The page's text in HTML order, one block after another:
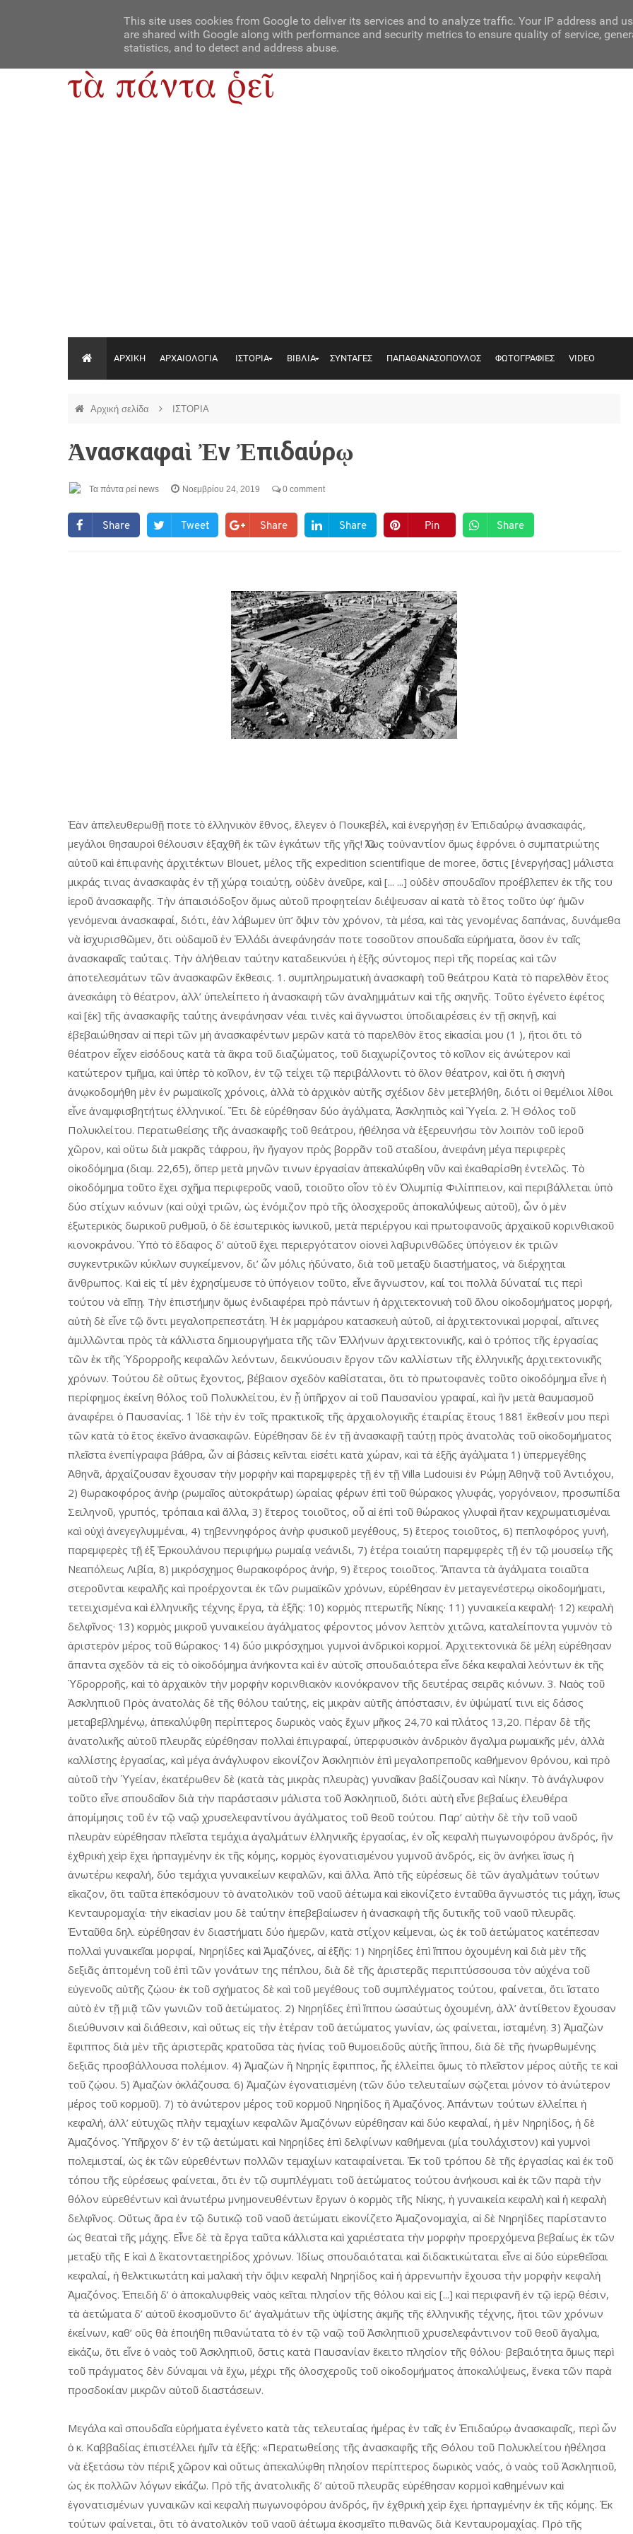
Contact Us About Us
ΑΡΧΙΚΗ ΑΡΧΑΙΟΛΟΓΙΑ ΙΣΤΟΡΙΑ ΒΙΒΛΙΑ ΣΥΝΤΑΓΕΣ ΠΑΠΑΘΑΝΑΣΟΠΟΥΛΟΣ ΦΩΤΟΓΡΑΦΙΕΣ VIDEO
Αρχική σελίδα ΙΣΤΟΡΙΑ
Ἀνασκαφαὶ Ἐν Ἐπιδαύρῳ
Τα πάντα ρεί news Νοεμβρίου 24, 2019 0 comment
Share Tweet Share Share Pin Share
Ἐὰν ἀπελευθερωθῇ ποτε τὸ ἑλληνικὸν ἔθνος, ἔλεγεν ὁ Πουκεβέλ, καὶ ἐνεργήσῃ ἐν Ἐπιδαύρῳ ἀνασκαφάς,
μεγάλοι θησαυροὶ θέλουσιν ἐξαχθῆ ἐκ τῶν ἐγκάτων τῆς γῆς! Ὅλως τοὐναντίον ὅμως ἐφρόνει ὁ συμπατριώτης
αὐτοῦ καὶ ἐπιφανὴς ἀρχιτέκτων Blouet, μέλος τῆς expedition scientifique de moree, ὅστις [ἐνεργήσας] μάλιστα
μικράς τινας ἀνασκαφὰς ἐν τῇ χώρᾳ τοιαύτῃ, οὐδὲν ἀνεῦρε, καὶ [... ...] οὐδὲν σπουδαῖον προέβλεπεν ἐκ τῆς του
ἱεροῦ ἀνασκαφῆς. Τὴν ἀπαισιόδοξον ὅμως αὐτοῦ προφητείαν διέψευσαν αἱ κατὰ τὸ ἔτος τοῦτο ὑφ’ ἡμῶν
γενόμεναι ἀνασκαφαί, διότι, ἐὰν λάβωμεν ὑπ’ ὄψιν τὸν χρόνον, τὰ μέσα, καὶ τὰς γενομένας δαπάνας, δυνάμεθα
νὰ ἰσχυρισθῶμεν, ὅτι οὐδαμοῦ ἐν Ἑλλάδι ἀνεφάνησάν ποτε τοσοῦτον σπουδαῖα εὑρήματα, ὅσον ἐν ταῖς
ἀνασκαφαῖς ταύταις. Τὴν ἀλήθειαν ταύτην καταδεικνύει ἡ ἑξῆς σύντομος περὶ τῆς πορείας καὶ τῶν
ἀποτελεσμάτων τῶν ἀνασκαφῶν ἔκθεσις. 1. συμπληρωματικὴ ἀνασκαφὴ τοῦ θεάτρου Κατὰ τὸ παρελθὸν ἔτος
ἀνεσκάφη τὸ θέατρον, ἀλλ’ ὑπελείπετο ἡ ἀνασκαφὴ τῶν ἀναλημμάτων καὶ τῆς σκηνῆς. Τοῦτο ἐγένετο ἐφέτος
καὶ [ἐκ] τῆς ἀνασκαφῆς ταύτης ἀνεφάνησαν νέαι τινὲς καὶ ἄγνωστοι ὑποδιαιρέσεις ἐν τῇ σκηνῇ, καὶ
ἐβεβαιώθησαν αἱ περὶ τῶν μὴ ἀνασκαφέντων μερῶν κατὰ τὸ παρελθὸν ἔτος εἰκασίαι μου (1 ), ἤτοι ὅτι τὸ
θέατρον εἶχεν εἰσόδους κατὰ τὰ ἄκρα τοῦ διαζώματος, τοῦ διαχωρίζοντος τὸ κοῖλον εἰς ἀνώτερον καὶ
κατώτερον τμῆμα, καὶ ὑπὲρ τὸ κοῖλον, ἐν τῷ τείχει τῷ περιβάλλοντι τὸ ὅλον θέατρον, καὶ ὅτι ἡ σκηνὴ
ἀνῳκοδομήθη μὲν ἐν ρωμαϊκοῖς χρόνοις, ἀλλὰ τὸ ἀρχικὸν αὐτῆς σχέδιον δὲν μετεβλήθη, διότι οἱ θεμέλιοι λίθοι
εἶνε ἀναμφισβητήτως ἑλληνικοί. Ἔτι δὲ εὑρέθησαν δύο ἀγάλματα, Ἀσκληπιὸς καὶ Ὑγεία. 2. Ἡ Θόλος τοῦ
Πολυκλείτου. Περατωθείσης τῆς ἀνασκαφῆς τοῦ θεάτρου, ἠθέλησα νὰ ἐξερευνήσω τὸν λοιπὸν τοῦ ἱεροῦ
χῶρον, καὶ οὕτω διὰ μακρᾶς τάφρου, ἣν ἤγαγον πρὸς βορρᾶν τοῦ σταδίου, ἀνεφάνη μέγα περιφερὲς
οἰκοδόμημα (διαμ. 22,65), ὅπερ μετὰ μηνῶν τινων ἐργασίαν ἀπεκαλύφθη νῦν καὶ ἐκαθαρίσθη ἐντελῶς. Τὸ
οἰκοδόμημα τοῦτο ἔχει σχῆμα περιφεροῦς ναοῦ, τοιοῦτο οἷον τὸ ἐν Ὀλυμπίᾳ Φιλίππειον, καὶ περιβάλλεται ὑπὸ
δύο στίχων κιόνων (καὶ οὐχὶ τριῶν, ὡς ἐνόμιζον πρὸ τῆς ὁλοσχεροῦς ἀποκαλύψεως αὐτοῦ), ὧν ὁ μὲν
ἐξωτερικὸς δωρικοῦ ρυθμοῦ, ὁ δὲ ἐσωτερικὸς ἰωνικοῦ, μετὰ περιέργου καὶ πρωτοφανοῦς ἀρχαϊκοῦ κορινθιακοῦ
κιονοκράνου. Ὑπὸ τὸ ἔδαφος δ’ αὐτοῦ ἔχει περιεργότατον οἰονεὶ λαβυρινθῶδες ὑπόγειον ἐκ τριῶν
συγκεντρικῶν κύκλων συγκείμενον, δι’ ὧν μόλις ἠδύνατο, διὰ τοῦ μεταξὺ διαστήματος, νὰ διέρχηται
ἄνθρωπος. Καὶ εἰς τί μὲν ἐχρησίμευσε τὸ ὑπόγειον τοῦτο, εἶνε ἄγνωστον, καί τοι πολλὰ δύναταί τις περὶ
τούτου νὰ εἴπῃ. Τὴν ἐπιστήμην ὅμως ἐνδιαφέρει πρὸ πάντων ἡ ἀρχιτεκτονικὴ τοῦ ὅλου οἰκοδομήματος μορφή,
αὐτὴ δὲ εἶνε τῷ ὄντι μεγαλοπρεπεστάτη. Ἡ ἐκ μαρμάρου κατασκευὴ αὐτοῦ, αἱ ἀρχιτεκτονικαὶ μορφαί, αἵτινες
ἁμιλλῶνται πρὸς τὰ κάλλιστα δημιουργήματα τῆς τῶν Ἑλλήνων ἀρχιτεκτονικῆς, καὶ ὁ τρόπος τῆς ἐργασίας
τῶν ἐκ τῆς Ὑδρορροῆς κεφαλῶν λεόντων, δεικνύουσιν ἔργον τῶν καλλίστων τῆς ἑλληνικῆς ἀρχιτεκτονικῆς
χρόνων. Τούτου δὲ οὕτως ἔχοντος, βέβαιον σχεδὸν καθίσταται, ὅτι τὸ πρωτοφανὲς τοῦτο οἰκοδόμημα εἶνε ἡ
περίφημος ἐκείνη θόλος τοῦ Πολυκλείτου, ἐν ᾗ ὑπῆρχον αἱ τοῦ Παυσανίου γραφαί, καὶ ἣν μετὰ θαυμασμοῦ
ἀναφέρει ὁ Παυσανίας. 1 Ἰδὲ τὴν ἐν τοῖς πρακτικοῖς τῆς ἀρχαιολογικῆς ἑταιρίας ἔτους 1881 ἔκθεσίν μου περὶ
τῶν κατὰ τὸ ἔτος ἐκεῖνο ἀνασκαφῶν. Εὑρέθησαν δὲ ἐν τῇ ἀνασκαφῇ ταύτῃ πρὸς ἀνατολὰς τοῦ οἰκοδομήματος
πλεῖστα ἐνεπίγραφα βάθρα, ὧν αἱ βάσεις κεῖνται εἰσέτι κατὰ χώραν, καὶ τὰ ἑξῆς ἀγάλματα 1) ὑπερμεγέθης
Ἀθηνᾶ, ἀρχαΐζουσαν ἔχουσαν τὴν μορφὴν καὶ παρεμφερὲς τῇ ἐν τῇ Villa Ludouisi ἐν Ρώμῃ Ἀθηνᾷ τοῦ Ἀντιόχου,
2) θωρακοφόρος ἀνὴρ (ρωμαῖος αὐτοκράτωρ) ὡραίας φέρων ἐπὶ τοῦ θώρακος γλυφάς, γοργόνειον, προσωπίδα
Σειληνοῦ, γρυπός, τρόπαια καὶ ἄλλα, 3) ἕτερος τοιοῦτος, οὗ αἱ ἐπὶ τοῦ θώρακος γλυφαὶ ἤταν κεχρωματισμέναι
καὶ οὐχὶ ἀνεγεγλυμμέναι, 4) τηβεννηφόρος ἀνὴρ φυσικοῦ μεγέθους, 5) ἕτερος τοιοῦτος, 6) πεπλοφόρος γυνή,
παρεμφερὲς τῇ ἐξ Ἐρκουλάνου περιφήμῳ ρωμαίᾳ νεάνιδι, 7) ἑτέρα τοιαύτη παρεμφερὲς τῇ ἐν τῷ μουσείῳ τῆς
Νεαπόλεως Λιβία, 8) μικρόσχημος θωρακοφόρος ἀνήρ, 9) ἕτερος τοιοῦτος. Ἅπαντα τὰ ἀγάλματα τοιαῦτα
στεροῦνται κεφαλῆς καὶ προέρχονται ἐκ τῶν ρωμαϊκῶν χρόνων, εὑρέθησαν ἐν μεταγενέστερῳ οἰκοδομήματι,
τετειχισμένα καὶ ἑλληνικῆς τέχνης ἔργα, τὰ ἑξῆς: 10) κορμὸς πτερωτῆς Νίκης· 11) γυναικεία κεφαλή· 12) κεφαλὴ
δελφῖνος· 13) κορμὸς μικροῦ γυναικείου ἀγάλματος φέροντος μόνον λεπτὸν χιτῶνα, καταλείποντα γυμνὸν τὸ
ἀριστερὸν μέρος τοῦ θώρακος· 14) δύο μικρόσχημοι γυμνοὶ ἀνδρικοὶ κορμοί. Ἀρχιτεκτονικὰ δὲ μέλη εὑρέθησαν
ἅπαντα σχεδὸν τὰ εἰς τὸ οἰκοδόμημα ἀνήκοντα καὶ ἐν αὐτοῖς σπουδαιότερα εἶνε δέκα κεφαλαὶ λεόντων ἐκ τῆς
Ὑδρορροῆς, καὶ τὸ ἀρχαϊκὸν τὴν μορφὴν κορινθιακὸν κιονόκρανον τῆς δευτέρας σειρᾶς κιόνων. 3. Ναὸς τοῦ
Ἀσκληπιοῦ Πρὸς ἀνατολὰς δὲ τῆς θόλου ταύτης, εἰς μικρὰν αὐτῆς ἀπόστασιν, ἐν ὑψώματί τινι εἰς δάσος
μεταβεβλημένῳ, ἀπεκαλύφθη περίπτερος δωρικὸς ναὸς ἔχων μῆκος 24,70 καὶ πλάτος 13,20. Πέραν δὲ τῆς
ἀνατολικῆς αὐτοῦ πλευρᾶς εὑρέθησαν πολλαὶ ἐπιγραφαί, ὑπερφυσικὸν ἀνδρικὸν ἄγαλμα ρωμαϊκῆς μέν, ἀλλὰ
καλλίστης ἐργασίας, καὶ μέγα ἀνάγλυφον εἰκονίζον Ἀσκληπιὸν ἐπὶ μεγαλοπρεποῦς καθήμενον θρόνου, καὶ πρὸ
αὐτοῦ τὴν Ὑγείαν, ἑκατέρωθεν δὲ (κατὰ τὰς μικρὰς πλευρὰς) γυναῖκαν βαδίζουσαν καὶ Νίκην. Τὸ ἀνάγλυφον
τοῦτο εἶνε σπουδαῖον διὰ τὴν παράστασιν μάλιστα τοῦ Ἀσκληπιοῦ, διότι αὐτὴ εἶνε βεβαίως ἐλευθέρα
ἀπομίμησις τοῦ ἐν τῷ ναῷ χρυσελεφαντίνου ἀγάλματος τοῦ θεοῦ τούτου. Παρ’ αὐτὴν δὲ τὴν τοῦ ναοῦ
πλευρὰν εὑρέθησαν πλεῖστα τεμάχια ἀγαλμάτων ἑλληνικῆς ἐργασίας, ἐν οἷς κεφαλὴ πωγωνοφόρου ἀνδρός, ἣν
ἐχθρικὴ χεὶρ ἔχει ἡρπαγμένην ἐκ τῆς κόμης, κορμὸς ἐγονατισμένου γυμνοῦ ἀνδρός, εἰς ὃν ἀνήκει ἴσως ἡ
ἀνωτέρω κεφαλή, δύο τεμάχια γυναικείων κεφαλῶν, καὶ ἄλλα. Ἀπὸ τῆς εὑρέσεως δὲ τῶν ἀγαλμάτων τούτων
εἴκαζον, ὅτι ταῦτα ἐπεκόσμουν τὸ ἀνατολικὸν τοῦ ναοῦ ἀέτωμα καὶ εἰκονίζετο ἐνταῦθα ἄγνωστός τις μάχη, ἴσως
Κενταυρομαχία· τὴν εἰκασίαν μου δὲ ταύτην ἐπεβεβαίωσεν ἡ ἀνασκαφὴ τῆς δυτικῆς τοῦ ναοῦ πλευρᾶς.
Ἐνταῦθα δηλ. εὑρέθησαν ἐν διαστήματι δύο ἡμερῶν, κατὰ στίχον κείμεναι, ὡς ἐκ τοῦ ἀετώματος κατέπεσαν
πολλαὶ γυναικεῖαι μορφαί, Νηρηΐδες καὶ Ἀμαζόνες, αἱ ἑξῆς: 1) Νηρηΐδες ἐπὶ ἵππου ὀχουμένη καὶ διὰ μὲν τῆς
δεξιᾶς ἁπτομένη τοῦ ἐπὶ τῶν γονάτων της πέπλου, διὰ δὲ τῆς ἀριστερᾶς περιπτύσσουσα τὸν αὐχένα τοῦ
εὐγενοῦς αὐτῆς ζῴου· ἐκ τοῦ σχήματος δὲ καὶ τοῦ μεγέθους τοῦ συμπλέγματος τούτου, φαίνεται, ὅτι ἵστατο
αὐτὸ ἐν τῇ μιᾷ τῶν γωνιῶν τοῦ ἀετώματος. 2) Νηρηΐδες ἐπὶ ἵππου ὡσαύτως ὀχουμένη, ἀλλ’ ἀντίθετον ἔχουσαν
διεύθυνσιν καὶ διάθεσιν, καὶ οὕτως εἰς τὴν ἑτέραν τοῦ ἀετώματος γωνίαν, ὡς φαίνεται, ἱσταμένη. 3) Ἀμαζὼν
ἔφιππος διὰ μὲν τῆς ἀριστερᾶς κρατοῦσα τὰς ἡνίας τοῦ θυμοειδοῦς αὐτῆς ἵππου, διὰ δὲ τῆς ἠνωρθωμένης
δεξιᾶς προσβάλλουσα πολέμιον. 4) Ἀμαζὼν ἢ Νηρηΐς ἔφιππος, ἧς ἐλλείπει ὅμως τὸ πλεῖστον μέρος αὐτῆς τε καὶ
τοῦ ζῴου. 5) Ἀμαζὼν ὀκλάζουσα. 6) Ἀμαζὼν ἐγονατισμένη (τῶν δύο τελευταίων σῴζεται μόνον τὸ ἀνώτερον
μέρος τοῦ κορμοῦ). 7) τὸ ἀνώτερον μέρος τοῦ κορμοῦ Νηρηΐδος ἢ Ἀμαζόνος. Ἁπάντων τούτων ἐλλείπει ἡ
κεφαλή, ἀλλ’ εὐτυχῶς πλὴν τεμαχίων κεφαλῶν Ἀμαζόνων εὑρέθησαν καὶ δύο κεφαλαί, ἡ μὲν Νηρηΐδος, ἡ δὲ
Ἀμαζόνος. Ὑπῆρχον δ’ ἐν τῷ ἀετώματι καὶ Νηρηΐδες ἐπὶ δελφίνων καθήμεναι (μία τουλάχιστον) καὶ γυμνοὶ
πολεμισταί, ὡς ἐκ τῶν εὑρεθέντων πολλῶν τεμαχίων καταφαίνεται. Ἐκ τοῦ τρόπου δὲ τῆς ἐργασίας καὶ ἐκ τοῦ
τόπου τῆς εὑρέσεως φαίνεται, ὅτι ἐν τῷ συμπλέγματι τοῦ ἀετώματος τούτου ἀνήκουσι καὶ ἐκ τῶν παρὰ τὴν
θόλον εὑρεθέντων καὶ ἀνωτέρω μνημονευθέντων ἔργων ὁ κορμὸς τῆς Νίκης, ἡ γυναικεία κεφαλὴ καὶ ἡ κεφαλὴ
δελφῖνος. Οὕτως ἄρα ἐν τῷ δυτικῷ τοῦ ναοῦ ἀετώματι εἰκονίζετο Ἀμαζονομαχία, αἱ δὲ Νηρηΐδες παρίσταντο
ὡς θεαταὶ τῆς μάχης. Εἶνε δὲ τὰ ἔργα ταῦτα κάλλιστα καὶ χαριέστατα τὴν μορφὴν προερχόμενα βεβαίως ἐκ τῶν
μεταξὺ τῆς Ε΄ καὶ Δ΄ ἑκατονταετηρίδος χρόνων. Ἰδίως σπουδαιόταται καὶ διδακτικώταται εἶνε αἱ δύο εὑρεθεῖσαι
κεφαλαί, ἡ θελκτικωτάτη καὶ μαλακὴ τὴν ὄψιν κεφαλὴ Νηρηΐδος καὶ ἡ ἀρρενωπὴν ἔχουσα τὴν μορφὴν κεφαλὴ
Ἀμαζόνος. Ἐπειδὴ δ’ ὁ ἀποκαλυφθεὶς ναὸς κεῖται πλησίον τῆς θόλου καὶ εἰς [...] καὶ περιφανῆ ἐν τῷ ἱερῷ θέσιν,
τὰ ἀετώματα δ’ αὐτοῦ ἐκοσμοῦντο δι’ ἀγαλμάτων τῆς ὑψίστης ἀκμῆς τῆς ἑλληνικῆς τέχνης, ἤτοι τῶν χρόνων
ἐκείνων, καθ’ οὓς θὰ ἐποιήθη πιθανώτατα τὸ ἐν τῷ ναῷ τοῦ Ἀσκληπιοῦ χρυσελεφάντινον τοῦ θεοῦ ἄγαλμα,
εἰκάζω, ὅτι εἶνε ὁ ναὸς τοῦ Ἀσκληπιοῦ, ὅστις κατὰ Παυσανίαν ἔκειτο πλησίον τῆς θόλου· βεβαιότητα ὅμως περὶ
τοῦ πράγματος δὲν δύναμαι νὰ ἔχω, μέχρι τῆς ὁλοσχεροῦς τοῦ οἰκοδομήματος ἀποκαλύψεως, ἕνεκα τῶν παρὰ
προσδοκίαν μικρῶν αὐτοῦ διαστάσεων.
Μεγάλα καὶ σπουδαῖα εὑρήματα ἐγένετο κατὰ τὰς τελευταίας ἡμέρας ἐν ταῖς ἐν Ἐπιδαύρῳ ἀνασκαφαῖς, περὶ ὧν
ὁ κ. Καββαδίας ἐπιστέλλει ἡμῖν τὰ ἑξῆς: «Περατωθείσης τῆς ἀνασκαφῆς τῆς Θόλου τοῦ Πολυκλείτου ἠθέλησα
νὰ ἐξετάσω τὸν πέριξ χῶρον καὶ οὕτως ἀπεκαλύφθη πλησίον περίπτερος δωρικὸς ναός, ὁ ναὸς τοῦ Ἀσκληπιοῦ,
ὡς ἐκ πολλῶν λόγων εἰκάζω. Πρὸ τῆς ἀνατολικῆς δ’ αὐτοῦ πλευρᾶς εὑρέθησαν κορμοὶ καθημένων καὶ
ἐγονατισμένων γυναικῶν καὶ κεφαλὴ πωγωνοφόρου ἀνδρός, ἣν ἐχθρικὴ χεὶρ ἔχει ἡρπαγμένην ἐκ τῆς κόμης. Ἐκ
τούτων φαίνεται, ὅτι τὸ ἀνατολικὸν τοῦ ναοῦ ἀέτωμα ἐκοσμεῖτο πιθανῶς διὰ Κενταυρομαχίας. Πρὸ τῆς
This site uses cookies from Google to deliver its services and to analyze traffic. Your IP address and
are shared with Google along with performance and security metrics to ensure quality of service,
statistics, and to detect and address abuse.